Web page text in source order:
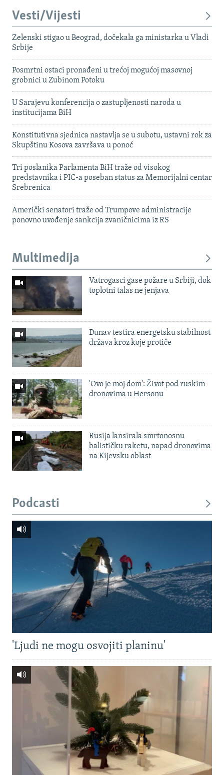
Vesti/Vijesti
Zelenski stigao u Beograd, dočekala ga ministarka u Vladi
Srbije
Posmrtni ostaci pronađeni u trećoj mogućoj masovnoj
grobnici u Zubinom Potoku
U Sarajevu konferencija o zastupljenosti naroda u
institucijama BiH
Konstitutivna sjednica nastavlja se u subotu, ustavni rok za
Skupštinu Kosova završava u ponoć
Tri poslanika Parlamenta BiH traže od visokog
predstavnika i PIC-a poseban status za Memorijalni centar
Srebrenica
Američki senatori traže od Trumpove administracije
ponovno uvođenje sankcija zvaničnicima iz RS
Multimedija
Vatrogasci gase požare u Srbiji, dok
toplotni talas ne jenjava
Dunav testira energetsku stabilnost
država kroz koje protiče
'Ovo je moj dom': Život pod ruskim
dronovima u Hersonu
Rusija lansirala smrtonosnu
balističku raketu, napad dronovima
na Kijevsku oblast
Podcasti
'Ljudi ne mogu osvojiti planinu'